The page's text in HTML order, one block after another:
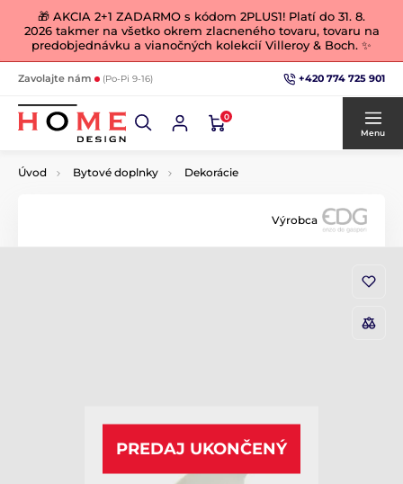
🎁 AKCIA 2+1 ZADARMO s kódom 2PLUS1! Platí do 31. 8.
2026 takmer na všetko okrem zlacneného tovaru, tovaru na
predobjednávku a vianočných kolekcií Villeroy & Boch. ✨
Zavolajte nám (Po-Pi 9-16) +420 774 725 901
0
Menu
Úvod Bytové doplnky Dekorácie
Výrobca
PREDAJ UKONČENÝ